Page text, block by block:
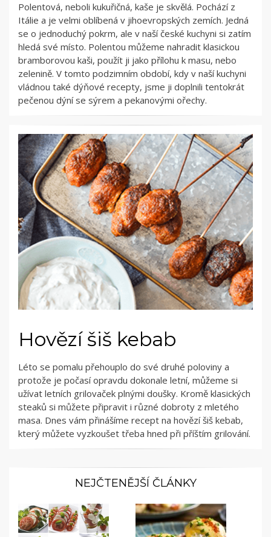
Polentová, neboli kukuřičná, kaše je skvělá. Pochází z
Itálie a je velmi oblíbená v jihoevropských zemích. Jedná
se o jednoduchý pokrm, ale v naší české kuchyni si zatím
hledá své místo. Polentou můžeme nahradit klasickou
bramborovou kaši, použít ji jako přílohu k masu, nebo
zelenině. V tomto podzimním období, kdy v naší kuchyni
vládnou také dýňové recepty, jsme ji doplnili tentokrát
pečenou dýní se sýrem a pekanovými ořechy.
Hovězí šiš kebab
Léto se pomalu přehouplo do své druhé poloviny a
protože je počasí opravdu dokonale letní, můžeme si
užívat letních grilovaček plnými doušky. Kromě klasických
steaků si můžete připravit i různé dobroty z mletého
masa. Dnes vám přinášíme recept na hovězí šiš kebab,
který můžete vyzkoušet třeba hned při příštím grilování.
NEJČTENĚJŠÍ ČLÁNKY